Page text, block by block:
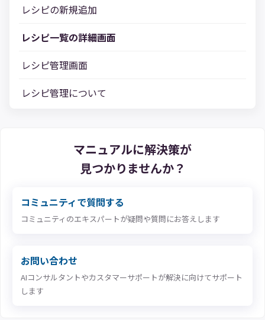
レシピの新規追加
レシピ一覧の詳細画面
レシピ管理画面
レシピ管理について
マニュアルに解決策が
見つかりませんか？
コミュニティで質問する
コミュニティのエキスパートが疑問や質問にお答えします
お問い合わせ
AIコンサルタントやカスタマーサポートが解決に向けてサポート
します